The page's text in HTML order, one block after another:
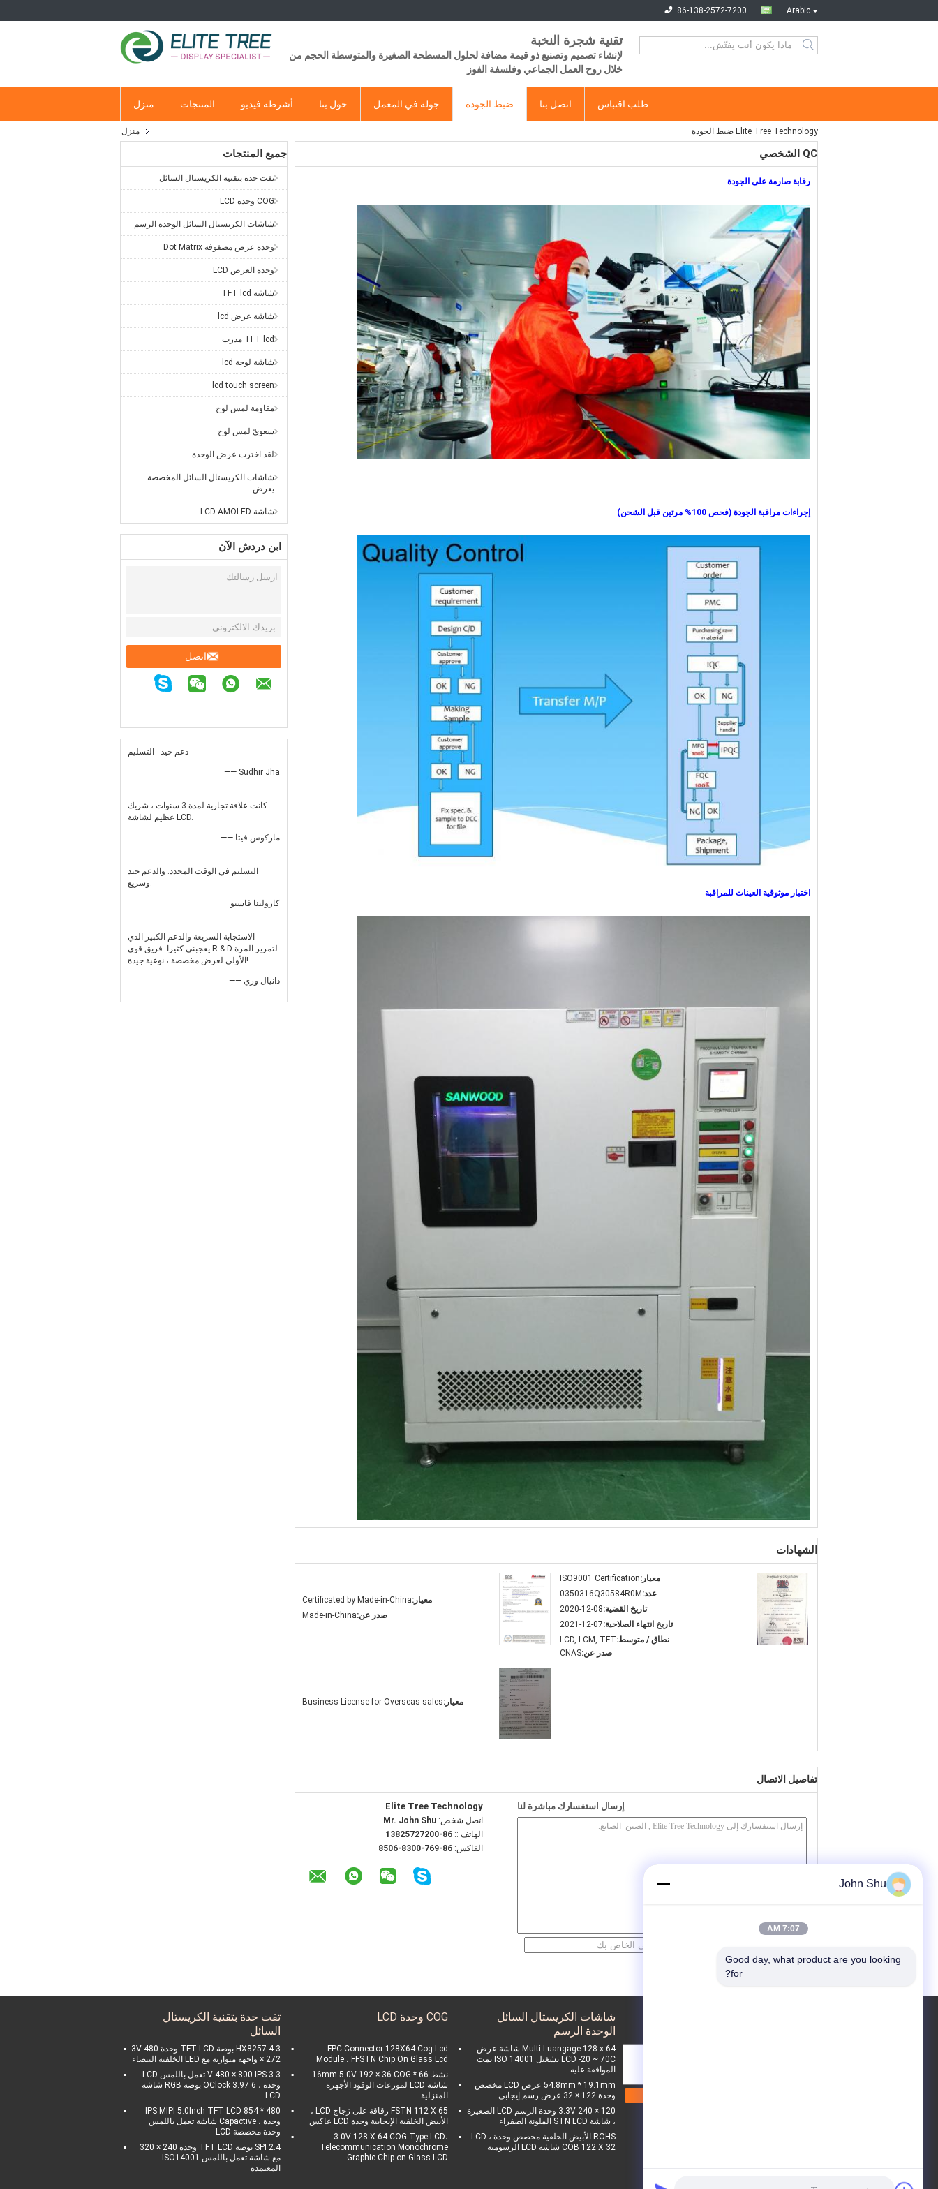
Arabic
86-138-2572-7200
تقنية شجرة النخبة
لإنشاء تصميم وتصنيع ذو قيمة مضافة لحلول المسطحة الصغيرة والمتوسطة الحجم من
خلال روح العمل الجماعي وفلسفة الفوز
منزل المنتجات أشرطة فيديو حول بنا جولة في المعمل ضبط الجودة اتصل بنا طلب اقتباس
منزل Elite Tree Technology ضبط الجودة
جميع المنتجات
تفت حدة بتقنية الكريستال السائل
COG وحدة LCD
شاشات الكريستال السائل الوحدة الرسم
وحدة عرض مصفوفة Dot Matrix
وحدة العرض LCD
شاشة TFT lcd
شاشة عرض lcd
TFT lcd مدرب
شاشة لوحة lcd
lcd touch screen
مقاومة لمس لوح
سعويّ لمس لوح
لقد اخترت عرض الوحدة
شاشات الكريستال السائل المخصصة
يعرض
شاشة LCD AMOLED
ابن دردش الآن
اتصل
دعم جيد - التسليم
—— Sudhir Jha
كانت علاقة تجارية لمدة 3 سنوات ، شريك
عظيم لشاشة LCD.
—— ماركوس فيتا
التسليم في الوقت المحدد. والدعم جيد
وسريع.
—— كارولينا فاسيو
الاستجابة السريعة والدعم الكبير الذي
يعجبني كثيرا. فريق قوي R & D لتمرير المرة
الأولى لعرض مخصصة ، نوعية جيدة!
—— دانيال وري
QC الشخصي
رقابة صارمة على الجودة​
إجراءات مراقبة الجودة (فحص 100% مرتين قبل الشحن)
اختبار موثوقية العينات للمراقبة
الشهادات
معيار:Certificated by Made-in-China
صدر عن:Made-in-China
معيار:ISO9001 Certification
عدد: 0350316Q30584R0M
تاريخ القضية:2020-12-08
تاريخ انتهاء الصلاحية:2021-12-07
نطاق / متوسط:LCD, LCM, TFT
صدر عن:CNAS
معيار:Business License for Overseas sales
تفاصيل الاتصال
Elite Tree Technology
اتصل شخص: Mr. John Shu
الهاتف :: 86-13825727200
الفاكس: 86-769-8300-8506
إرسال استفسارك مباشرة لنا
تفت حدة بتقنية الكريستال
السائل
HX8257 4.3 بوصة TFT LCD وحدة 3V 480
× 272 واجهة متوازية مع LED الخلفية البيضاء
3.3 V 480 × 800 IPS تعمل باللمس LCD
وحدة ، 6 OClock 3.97 بوصة RGB شاشة
LCD
480 * 854 IPS MIPI 5.0Inch TFT LCD
وحدة ، Capactive شاشة تعمل باللمس
وحدة مخصصة LCD
SPI 2.4 بوصة TFT LCD وحدة 240 × 320
مع شاشة تعمل باللمس ISO14001
المعتمدة
COG وحدة LCD
FPC Connector 128X64 Cog Lcd
Module ، FFSTN Chip On Glass Lcd
نشط 66 * 16mm 5.0V 192 × 36 COG
شاشة LCD لموزعات الوقود الأجهزة
المنزلية
FSTN 112 X 65 رقاقة على زجاج LCD ،
الأبيض الخلفية الإيجابية وحدة LCD عاكس
3.0V 128 X 64 COG Type LCD،
Telecommunication Monochrome
Graphic Chip on Glass LCD
شاشات الكريستال السائل
الوحدة الرسم
Multi Luangage 128 x 64 شاشة عرض
LCD -20 ~ 70C تشغيل ISO 14001 تمت
الموافقة عليه
54.8mm * 19.1mm عرض LCD مخصص
وحدة 122 × 32 عرض رسم إيجابي
3.3V 240 × 120 وحدة الرسم LCD الصغيرة
، شاشة STN LCD الملونة الصفراء
ROHS الأبيض الخلفية مخصص وحدة LCD ،
COB 122 X 32 شاشة LCD الرسومية
John Shu
7:07 AM
Good day, what product are you looking
for?